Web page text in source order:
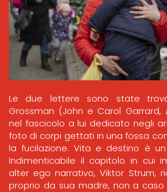
Le due lettere sono state
Grossman (John e Carol Garrard,
nel fascicolo a lui dedicato negli
foto di corpi gettati in una fossa
la fucilazione. Vita e destino è
Indimenticabile il capitolo in cui
alter ego narrativo, Viktor Strum,
proprio da sua madre, non a